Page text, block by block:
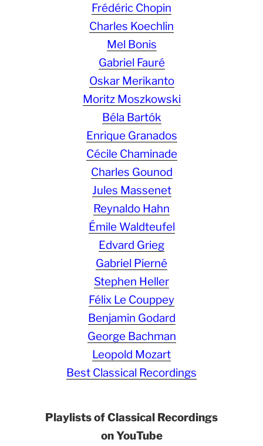
Frédéric Chopin
Charles Koechlin
Mel Bonis
Gabriel Fauré
Oskar Merikanto
Moritz Moszkowski
Béla Bartók
Enrique Granados
Cécile Chaminade
Charles Gounod
Jules Massenet
Reynaldo Hahn
Émile Waldteufel
Edvard Grieg
Gabriel Pierné
Stephen Heller
Félix Le Couppey
Benjamin Godard
George Bachman
Leopold Mozart
Best Classical Recordings
Playlists of Classical Recordings
on YouTube